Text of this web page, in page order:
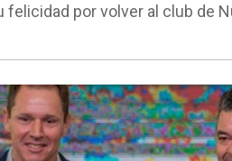
por volver al club de